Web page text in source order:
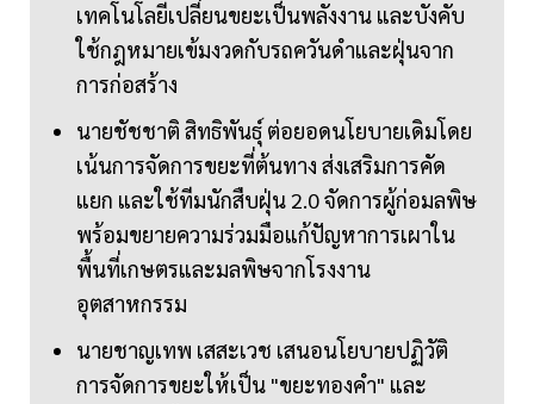
เทคโนโลยีเปลี่ยนขยะเป็นพลังงาน และบังคับ
ใช้กฎหมายเข้มงวดกับรถควันดำและฝุ่นจาก
การก่อสร้าง
นายชัชชาติ สิทธิพันธุ์ ต่อยอดนโยบายเดิมโดย
เน้นการจัดการขยะที่ต้นทาง ส่งเสริมการคัด
แยก และใช้ทีมนักสืบฝุ่น 2.0 จัดการผู้ก่อมลพิษ
พร้อมขยายความร่วมมือแก้ปัญหาการเผาใน
พื้นที่เกษตรและมลพิษจากโรงงาน
อุตสาหกรรม
นายชาญเทพ เสสะเวช เสนอนโยบายปฏิวัติ
การจัดการขยะให้เป็น "ขยะทองคำ" และ